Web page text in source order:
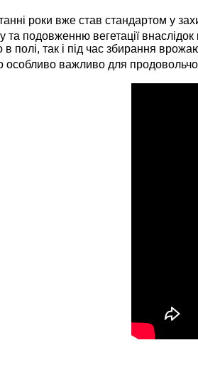
роки вже став стандартом у
та подовженню вегетації
в полі, так і під час збирання
особливо важливо для